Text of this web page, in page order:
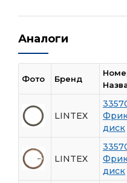
Аналоги
Фото Бренд
LINTEX
диск
LINTEX
диск